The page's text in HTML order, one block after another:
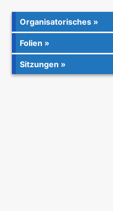
Organisatorisches
Folien
Sitzungen